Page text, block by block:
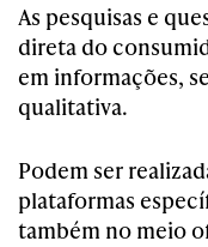
As pesquisas e
direta do
em informações,
qualitativa.
Podem ser
plataformas
também no meio